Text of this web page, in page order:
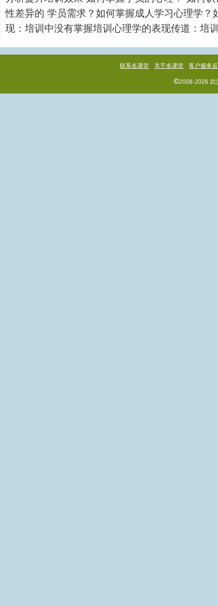
性差异的 学员需求？如何掌握成人学习心理学？
现：培训中没有掌握培训心理学的表现传道：培
联系名课堂 关于名课堂 客户服务
©2008-2026 武